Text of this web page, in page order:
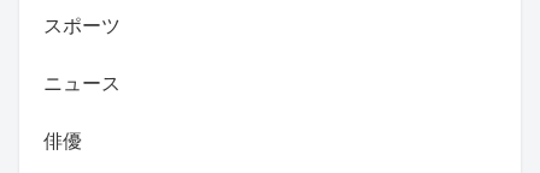
スポーツ
ニュース
俳優